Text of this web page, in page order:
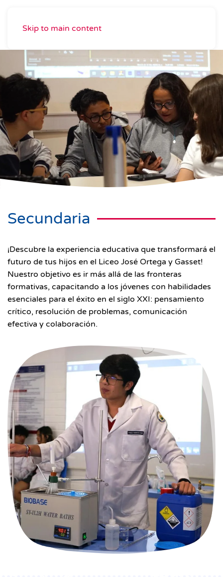
Skip to main content
Secundaria
¡Descubre la experiencia educativa que transformará el
futuro de tus hijos en el Liceo José Ortega y Gasset!
Nuestro objetivo es ir más allá de las fronteras
formativas, capacitando a los jóvenes con habilidades
esenciales para el éxito en el siglo XXI: pensamiento
crítico, resolución de problemas, comunicación
efectiva y colaboración.